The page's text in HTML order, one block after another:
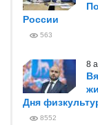
России
563
8
Дня
8552